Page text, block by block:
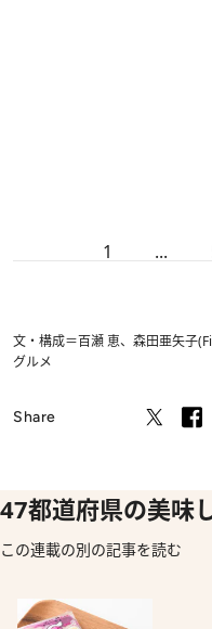
1 ...
文・構成＝百瀬 恵、森田亜矢子
グルメ
Share
47都道府県の美味
この連載の別の記事を読む